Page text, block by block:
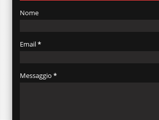
Nome
Email*
Messaggio *